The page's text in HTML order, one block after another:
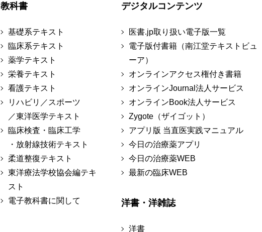
教科書
基礎系テキスト
臨床系テキスト
薬学テキスト
栄養テキスト
看護テキスト
リハビリ／スポーツ
／東洋医学テキスト
臨床検査・臨床工学
・放射線技術テキスト
柔道整復テキスト
東洋療法学校協会編テキ
スト
電子教科書に関して
デジタルコンテンツ
医書.jp取り扱い電子版一覧
電子版付書籍（南江堂テキストビュ
ーア）
オンラインアクセス権付き書籍
オンラインJournal法人サービス
オンラインBook法人サービス
Zygote（ザイゴット）
アプリ版 当直医実践マニュアル
今日の治療薬アプリ
今日の治療薬WEB
最新の臨床WEB
洋書・洋雑誌
洋書